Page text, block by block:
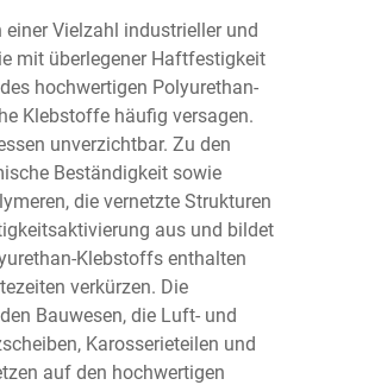
Vielzahl industrieller und
mit überlegener Haftfestigkeit
hochwertigen Polyurethan-
Klebstoffe häufig versagen.
unverzichtbar. Zu den
Beständigkeit sowie
die vernetzte Strukturen
aus und bildet
Klebstoffs enthalten
verkürzen. Die
Bauwesen, die Luft- und
Karosserieteilen und
auf den hochwertigen